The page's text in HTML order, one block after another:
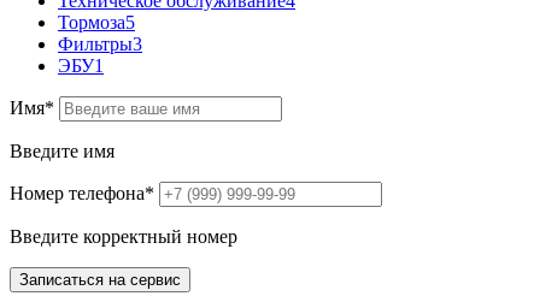
Тормоза5
Фильтры3
ЭБУ1
Имя*
Введите имя
Номер телефона*
Введите корректный номер
Записаться на сервис